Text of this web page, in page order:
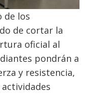
de los
de cortar la
oficial al
pondrán a
y resistencia,